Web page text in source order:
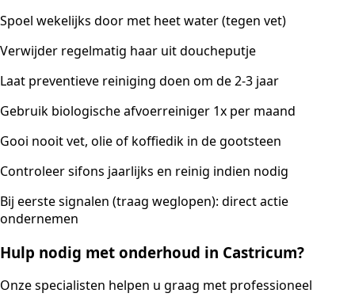
Spoel wekelijks door met heet water (tegen vet)
Verwijder regelmatig haar uit doucheputje
Laat preventieve reiniging doen om de 2-3 jaar
Gebruik biologische afvoerreiniger 1x per maand
Gooi nooit vet, olie of koffiedik in de gootsteen
Controleer sifons jaarlijks en reinig indien nodig
Bij eerste signalen (traag weglopen): direct actie
ondernemen
Hulp nodig met onderhoud in Castricum?
Onze specialisten helpen u graag met professioneel